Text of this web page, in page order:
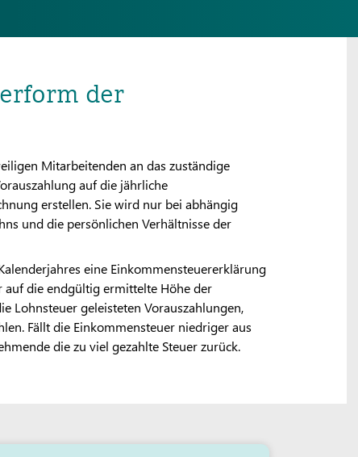
der
Mitarbeitenden an das zuständige
auf die jährliche
erstellen. Sie wird nur bei abhängig
und die persönlichen Verhältnisse der
eine Einkommensteuererklärung
auf die endgültig ermittelte Höhe der
Lohnsteuer geleisteten Vorauszahlungen,
Fällt die Einkommensteuer niedriger aus
die zu viel gezahlte Steuer zurück.